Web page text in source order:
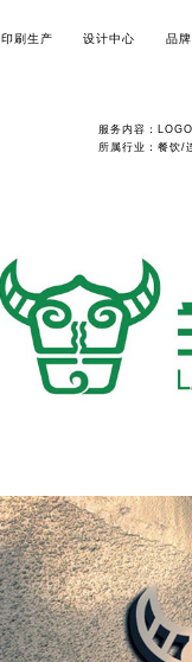
印刷生产 设计中心 品
服务内容：
所属行业：餐饮/